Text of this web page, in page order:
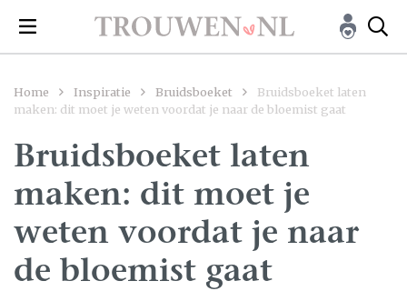
Home Inspiratie Bruidsboeket
Bruidsboeket laten
maken: dit moet je weten voordat je naar de bloemist gaat
Bruidsboeket laten
maken: dit moet je
weten voordat je naar
de bloemist gaat